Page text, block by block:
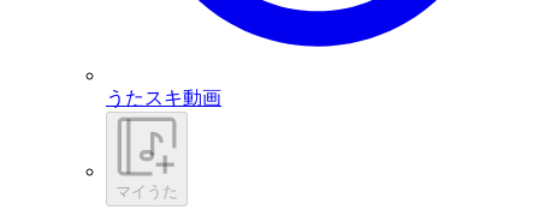
うたスキ動画
マイうた